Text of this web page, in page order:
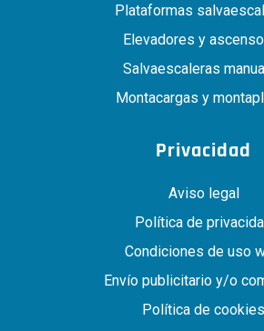
Plataformas
Elevadores y
Salvaescaleras
Montacargas y
Privacidad
Aviso legal
Política de
Condiciones de uso
Envío publicitario y/o
Política de cookies